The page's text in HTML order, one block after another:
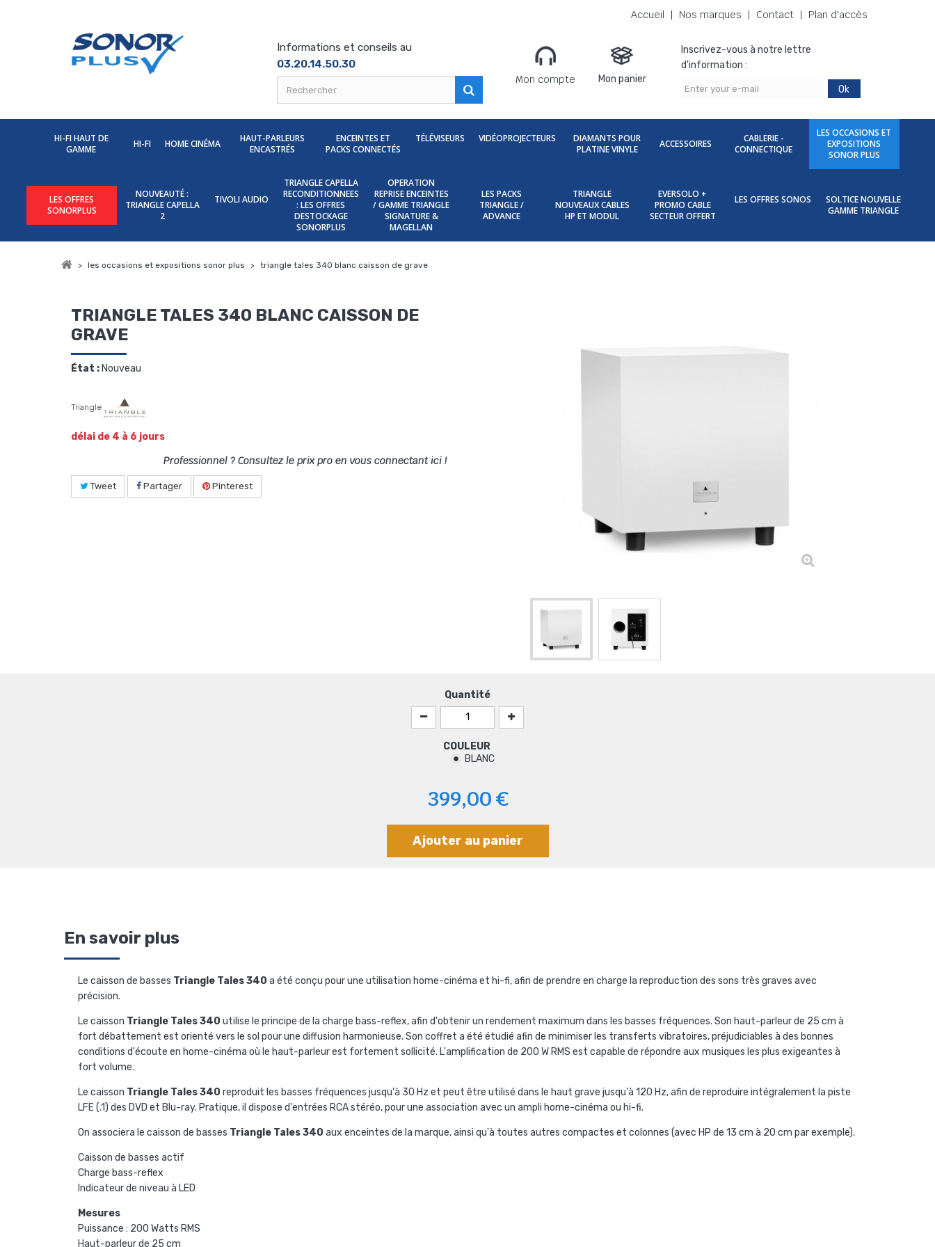
Accueil Nos marques Contact Plan d'accès
Informations et conseils au
03.20.14.50.30
Mon compte
Mon panier
Inscrivez-vous à notre lettre
d'information :
Ok
HI-FI HAUT DE
GAMME
HI-FI HOME CINÉMA
HAUT-PARLEURS
ENCASTRÉS
ENCEINTES ET
PACKS CONNECTÉS
TÉLÉVISEURS VIDÉOPROJECTEURS
DIAMANTS POUR
PLATINE VINYLE
ACCESSOIRES
CABLERIE -
CONNECTIQUE
LES OCCASIONS ET
EXPOSITIONS
SONOR PLUS
LES OFFRES
SONORPLUS
NOUVEAUTÉ :
TRIANGLE CAPELLA
2
TIVOLI AUDIO
TRIANGLE CAPELLA
RECONDITIONNEES
: LES OFFRES
DESTOCKAGE
SONORPLUS
OPERATION
REPRISE ENCEINTES
/ GAMME TRIANGLE
SIGNATURE &
MAGELLAN
LES PACKS
TRIANGLE /
ADVANCE
TRIANGLE
NOUVEAUX CABLES
HP ET MODUL
EVERSOLO +
PROMO CABLE
SECTEUR OFFERT
LES OFFRES SONOS
SOLTICE NOUVELLE
GAMME TRIANGLE
> les occasions et expositions sonor plus > triangle tales 340 blanc caisson de grave
TRIANGLE TALES 340 BLANC CAISSON DE
GRAVE
État : Nouveau
Triangle
délai de 4 à 6 jours
Professionnel ? Consultez le prix pro en vous connectant ici !
Tweet Partager Pinterest
Quantité
COULEUR
BLANC
399,00 €
Ajouter au panier
En savoir plus
Le caisson de basses Triangle Tales 340 a été conçu pour une utilisation home-cinéma et hi-fi, afin de prendre en charge la reproduction des sons très graves avec
précision.
Le caisson Triangle Tales 340 utilise le principe de la charge bass-reflex, afin d'obtenir un rendement maximum dans les basses fréquences. Son haut-parleur de 25 cm à
fort débattement est orienté vers le sol pour une diffusion harmonieuse. Son coffret a été étudié afin de minimiser les transferts vibratoires, préjudiciables à des bonnes
conditions d'écoute en home-cinéma où le haut-parleur est fortement sollicité. L'amplification de 200 W RMS est capable de répondre aux musiques les plus exigeantes à
fort volume.
Le caisson Triangle Tales 340 reproduit les basses fréquences jusqu'à 30 Hz et peut être utilisé dans le haut grave jusqu'à 120 Hz, afin de reproduire intégralement la piste
LFE (.1) des DVD et Blu-ray. Pratique, il dispose d'entrées RCA stéréo, pour une association avec un ampli home-cinéma ou hi-fi.
On associera le caisson de basses Triangle Tales 340 aux enceintes de la marque, ainsi qu'à toutes autres compactes et colonnes (avec HP de 13 cm à 20 cm par exemple).
Caisson de basses actif
Charge bass-reflex
Indicateur de niveau à LED
Mesures
Puissance : 200 Watts RMS
Haut-parleur de 25 cm